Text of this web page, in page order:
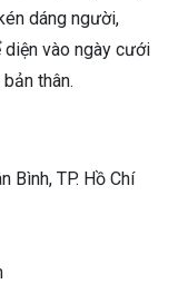
dáng người,
diện vào ngày cưới
thân.
Bình, TP. Hồ Chí